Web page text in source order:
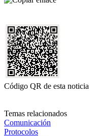
Código QR de esta noticia
Temas relacionados
Comunicación
Protocolos